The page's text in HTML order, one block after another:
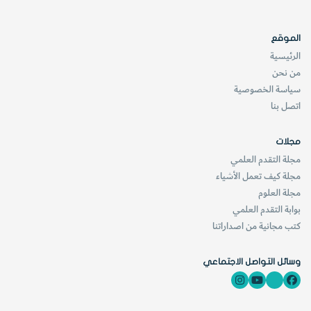
الموقع
الرئيسية
من نحن
سياسة الخصوصية
اتصل بنا
مجلات
مجلة التقدم العلمي
مجلة كيف تعمل الأشياء
مجلة العلوم
بوابة التقدم العلمي
كتب مجانية من اصداراتنا
وسائل التواصل الاجتماعي